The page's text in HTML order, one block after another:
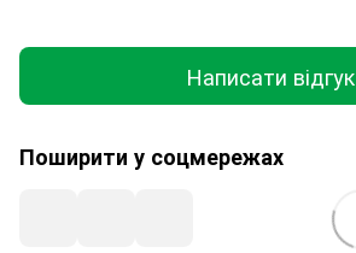
Написати відгук
Поширити у соцмережах